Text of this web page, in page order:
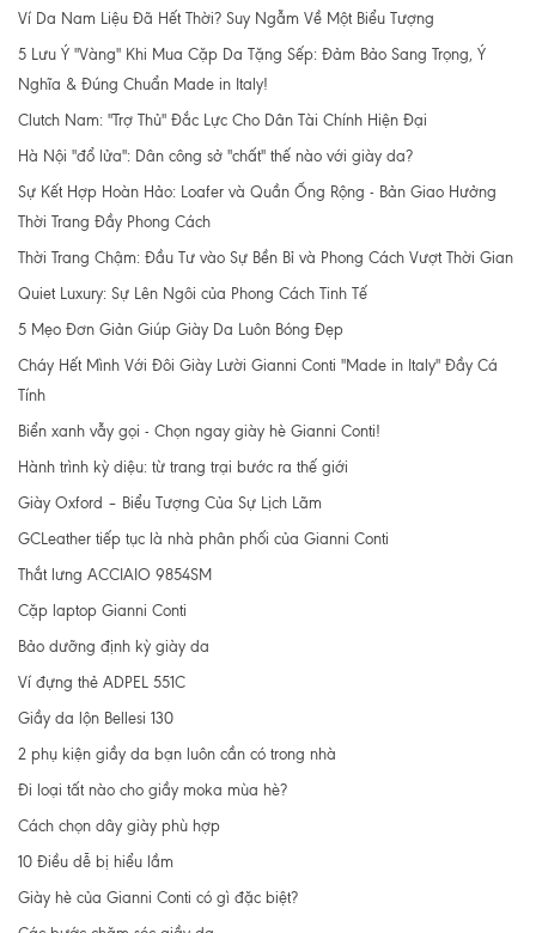
Ví Da Nam Liệu Đã Hết Thời? Suy Ngẫm Về Một Biểu Tượng
5 Lưu Ý "Vàng" Khi Mua Cặp Da Tặng Sếp: Đảm Bảo Sang Trọng, Ý
Nghĩa & Đúng Chuẩn Made in Italy!
Clutch Nam: "Trợ Thủ" Đắc Lực Cho Dân Tài Chính Hiện Đại
Hà Nội "đổ lửa": Dân công sở "chất" thế nào với giày da?
Sự Kết Hợp Hoàn Hảo: Loafer và Quần Ống Rộng - Bản Giao Hưởng
Thời Trang Đầy Phong Cách
Thời Trang Chậm: Đầu Tư vào Sự Bền Bỉ và Phong Cách Vượt Thời Gian
Quiet Luxury: Sự Lên Ngôi của Phong Cách Tinh Tế
5 Mẹo Đơn Giản Giúp Giày Da Luôn Bóng Đẹp
Cháy Hết Mình Với Đôi Giày Lười Gianni Conti "Made in Italy" Đầy Cá
Tính
Biển xanh vẫy gọi - Chọn ngay giày hè Gianni Conti!
Hành trình kỳ diệu: từ trang trại bước ra thế giới
Giày Oxford – Biểu Tượng Của Sự Lịch Lãm
GCLeather tiếp tục là nhà phân phối của Gianni Conti
Thắt lưng ACCIAIO 9854SM
Cặp laptop Gianni Conti
Bảo dưỡng định kỳ giày da
Ví đựng thẻ ADPEL 551C
Giầy da lộn Bellesi 130
2 phụ kiện giầy da bạn luôn cần có trong nhà
Đi loại tất nào cho giầy moka mùa hè?
Cách chọn dây giày phù hợp
10 Điều dễ bị hiểu lầm
Giày hè của Gianni Conti có gì đặc biệt?